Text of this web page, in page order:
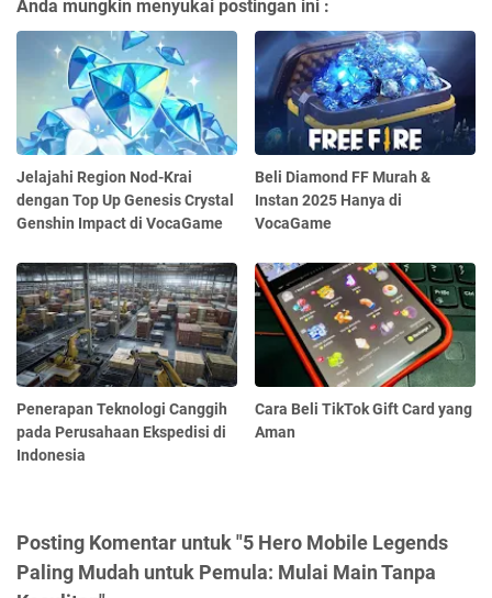
Anda mungkin menyukai postingan ini :
Jelajahi Region Nod-Krai
dengan Top Up Genesis Crystal
Genshin Impact di VocaGame
Beli Diamond FF Murah &
Instan 2025 Hanya di
VocaGame
Penerapan Teknologi Canggih
pada Perusahaan Ekspedisi di
Indonesia
Cara Beli TikTok Gift Card yang
Aman
Posting Komentar untuk "5 Hero Mobile Legends
Paling Mudah untuk Pemula: Mulai Main Tanpa